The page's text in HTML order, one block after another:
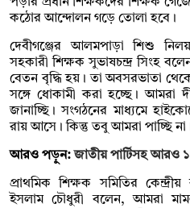
কঠোর আন্দোলন গড়ে তোলা হবে।
দেবীগঞ্জের আলমপাড়া শিশু নিলয়
সহকারী শিক্ষক সুভাষচন্দ্র সিংহ
বেতন বৃদ্ধি হয়। তা অবসরভাতা
সঙ্গে ধোকামী করা হচ্ছে। আমরা
জানাচ্ছি। সংগঠনের মাধ্যমে
রায় আসে। কিন্তু তবু আমরা পাচ্ছি
আরও পড়ুন:জাতীয় পার্টিসহ আরও
প্রাথমিক শিক্ষক সমিতির
ইসলাম চৌধুরী বলেন, আমরা